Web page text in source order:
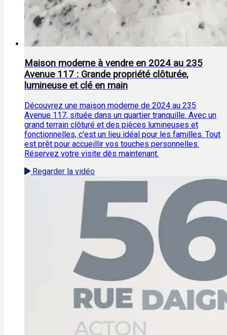
Maison moderne à vendre en 2024 au 235
Avenue 117 : Grande propriété clôturée,
lumineuse et clé en main
Découvrez une maison moderne de 2024 au 235
Avenue 117, située dans un quartier tranquille. Avec un
grand terrain clôturé et des pièces lumineuses et
fonctionnelles, c'est un lieu idéal pour les familles. Tout
est prêt pour accueillir vos touches personnelles.
Réservez votre visite dès maintenant.
Regarder la vidéo